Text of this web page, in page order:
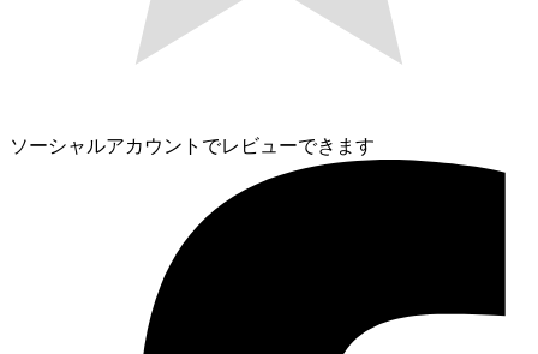
ソーシャルアカウントでレビューできます